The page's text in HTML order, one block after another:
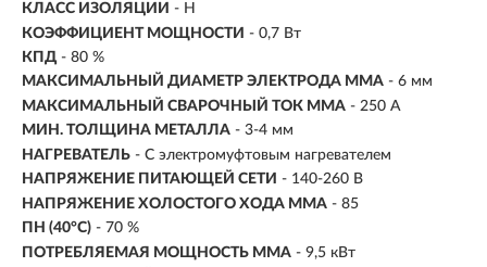
КЛАСС ИЗОЛЯЦИИ - H
КОЭФФИЦИЕНТ МОЩНОСТИ - 0,7 Вт
КПД - 80 %
МАКСИМАЛЬНЫЙ ДИАМЕТР ЭЛЕКТРОДА MMA - 6 мм
МАКСИМАЛЬНЫЙ СВАРОЧНЫЙ ТОК MMA - 250 А
МИН. ТОЛЩИНА МЕТАЛЛА - 3-4 мм
НАГРЕВАТЕЛЬ - С электромуфтовым нагревателем
НАПРЯЖЕНИЕ ПИТАЮЩЕЙ СЕТИ - 140-260 В
НАПРЯЖЕНИЕ ХОЛОСТОГО ХОДА MMA - 85
ПН (40°C) - 70 %
ПОТРЕБЛЯЕМАЯ МОЩНОСТЬ ММА - 9,5 кВт